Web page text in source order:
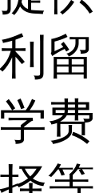
留
费